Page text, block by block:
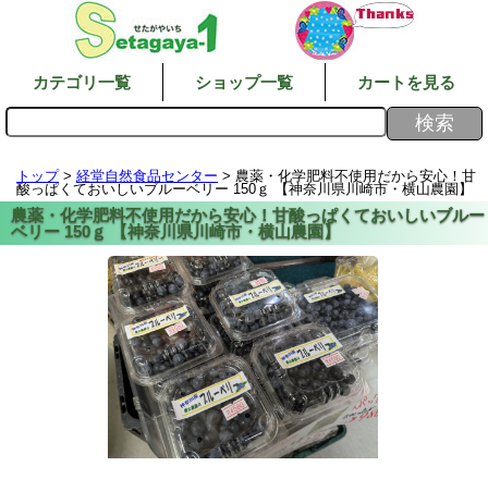
カテゴリ一覧 ショップ一覧 カートを見る
トップ> 経堂自然食品センター > 農薬・化学肥料不使用だから安心！甘
酸っぱくておいしいブルーベリー 150ｇ 【神奈川県川崎市・横山農園】